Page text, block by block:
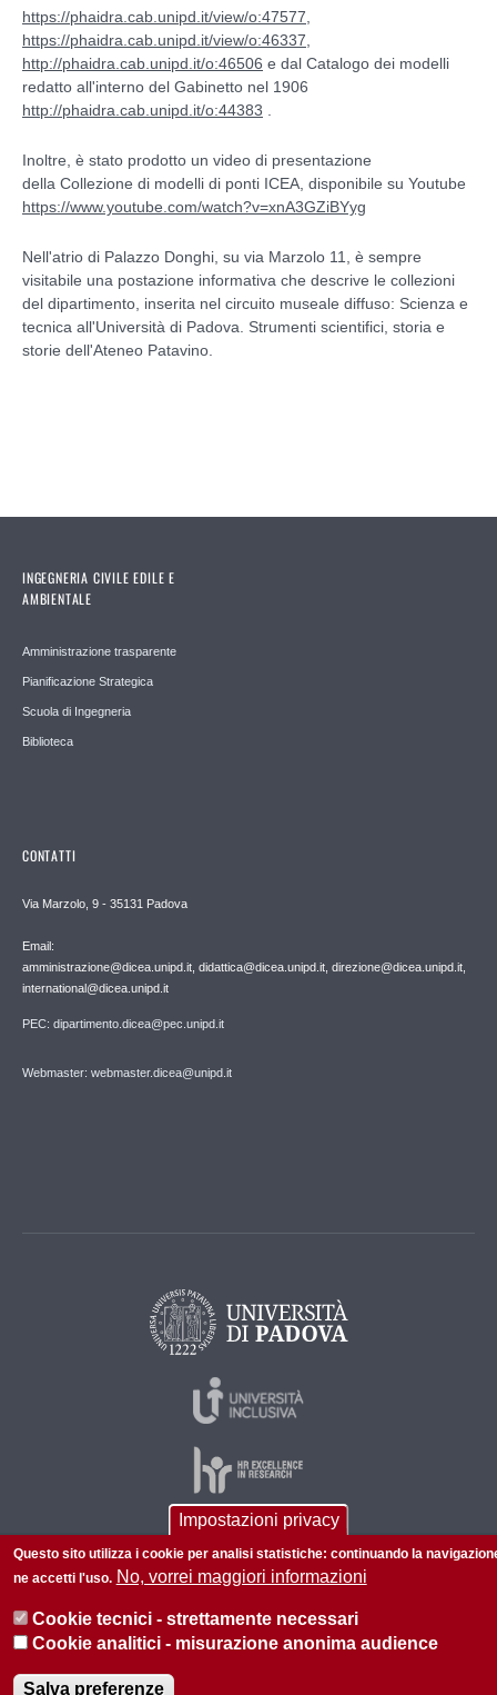
https://phaidra.cab.unipd.it/view/o:47577
https://phaidra.cab.unipd.it/view/o:46337
http://phaidra.cab.unipd.it/o:46506 e dal Catalogo dei modelli
redatto all'interno del Gabinetto nel 1906
http://phaidra.cab.unipd.it/o:44383
Inoltre, è stato prodotto un video di presentazione
della Collezione di modelli di ponti ICEA, disponibile su Youtube
https://www.youtube.com/watch?v=xnA3GZiBYyg
Nell'atrio di Palazzo Donghi, su via Marzolo 11, è sempre
visitabile una postazione informativa che descrive le collezioni
del dipartimento, inserita nel circuito museale diffuso: Scienza e
tecnica all'Università di Padova. Strumenti scientifici, storia e
storie dell'Ateneo Patavino.
INGEGNERIA CIVILE EDILE E
AMBIENTALE
Amministrazione trasparente
Pianificazione Strategica
Scuola di Ingegneria
Biblioteca
CONTATTI
Via Marzolo, 9 - 35131 Padova
Email:
amministrazione@dicea.unipd.it, didattica@dicea.unipd.it, direzione@dicea.unipd.it,
international@dicea.unipd.it
PEC: dipartimento.dicea@pec.unipd.it
Webmaster: webmaster.dicea@unipd.it
© 2026 Università di Padova - Tutti i diritti riservati
Impostazioni privacy
Questo sito utilizza i cookie per analisi statistiche: continuando la
ne accetti l'uso. No, vorrei maggiori informazioni
Cookie tecnici - strettamente necessari
Cookie analitici - misurazione anonima audience
Salva preferenze